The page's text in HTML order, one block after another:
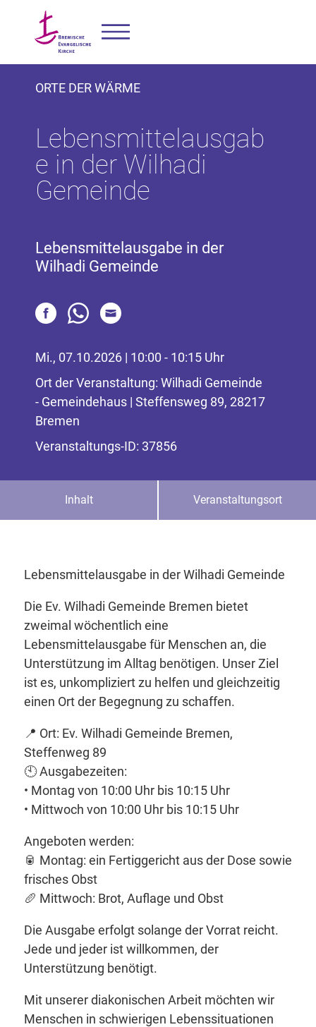
ORTE DER WÄRME
Lebensmittelausgab
e in der Wilhadi
Gemeinde
Lebensmittelausgabe in der
Wilhadi Gemeinde
Mi., 07.10.2026 | 10:00 - 10:15 Uhr
Ort der Veranstaltung: Wilhadi Gemeinde
- Gemeindehaus | Steffensweg 89, 28217
Bremen
Veranstaltungs-ID: 37856
Inhalt Veranstaltungsort
Lebensmittelausgabe in der Wilhadi Gemeinde
Die Ev. Wilhadi Gemeinde Bremen bietet
zweimal wöchentlich eine
Lebensmittelausgabe für Menschen an, die
Unterstützung im Alltag benötigen. Unser Ziel
ist es, unkompliziert zu helfen und gleichzeitig
einen Ort der Begegnung zu schaffen.
📍 Ort: Ev. Wilhadi Gemeinde Bremen,
Steffenweg 89
🕙 Ausgabezeiten:
• Montag von 10:00 Uhr bis 10:15 Uhr
• Mittwoch von 10:00 Uhr bis 10:15 Uhr
Angeboten werden:
🥫 Montag: ein Fertiggericht aus der Dose sowie
frisches Obst
🥖 Mittwoch: Brot, Auflage und Obst
Die Ausgabe erfolgt solange der Vorrat reicht.
Jede und jeder ist willkommen, der
Unterstützung benötigt.
Mit unserer diakonischen Arbeit möchten wir
Menschen in schwierigen Lebenssituationen